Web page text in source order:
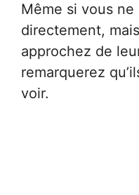
Même si vous
directement,
approchez de
remarquerez
voir.